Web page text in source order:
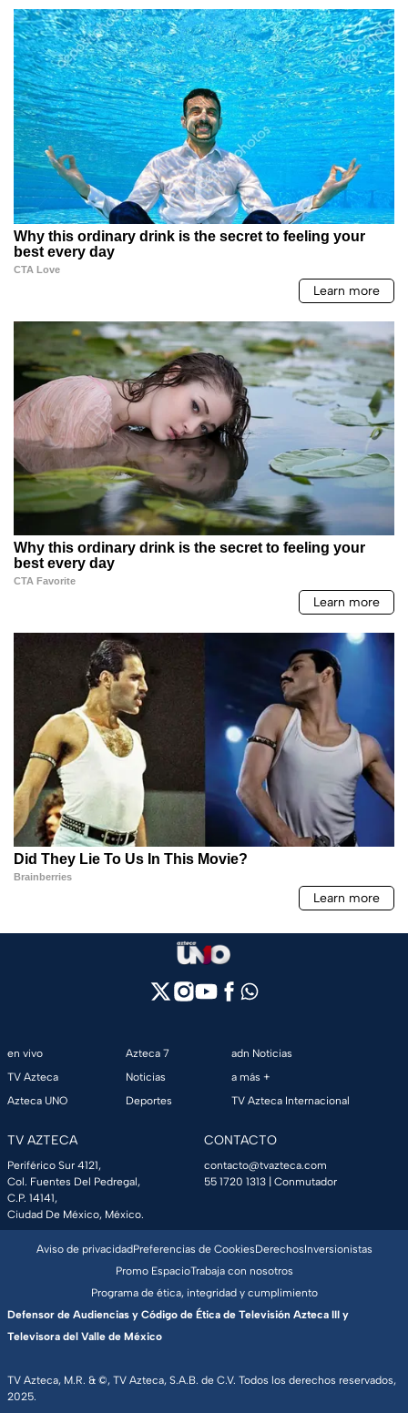
en vivo
TV Azteca
Azteca UNO
Azteca 7
Noticias
Deportes
adn Noticias
a más +
TV Azteca Internacional
TV AZTECA
Periférico Sur 4121,
Col. Fuentes Del Pedregal,
C.P. 14141,
Ciudad De México, México.
CONTACTO
contacto@tvazteca.com
55 1720 1313 | Conmutador
TV Azteca, M.R. & ©, TV Azteca, S.A.B. de C.V. Todos los derechos reservados,
2025.
Aviso de privacidadPreferencias de CookiesDerechosInversionistas
Promo EspacioTrabaja con nosotros
Programa de ética, integridad y cumplimiento
Defensor de Audiencias y Código de Ética de Televisión Azteca III y
Televisora del Valle de México